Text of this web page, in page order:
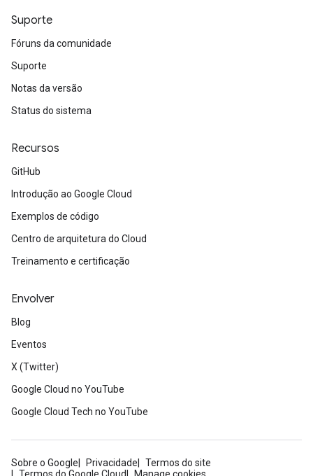
Suporte
Fóruns da comunidade
Suporte
Notas da versão
Status do sistema
Recursos
GitHub
Introdução ao Google Cloud
Exemplos de código
Centro de arquitetura do Cloud
Treinamento e certificação
Envolver
Blog
Eventos
X (Twitter)
Google Cloud no YouTube
Google Cloud Tech no YouTube
Sobre o Google Privacidade
Termos do site